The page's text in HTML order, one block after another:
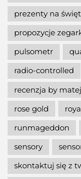
prezenty na
propozycje
pulsometr
radio-controlled
recenzja by matej
rose gold
runmageddon
sensory
skontaktuj się z